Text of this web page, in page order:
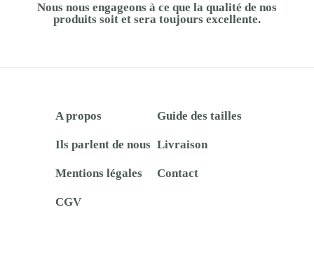
Nous nous engageons à ce que la qualité de nos
produits soit et sera toujours excellente.
A propos
Ils parlent de nous
Mentions légales
CGV
Guide des tailles
Livraison
Contact